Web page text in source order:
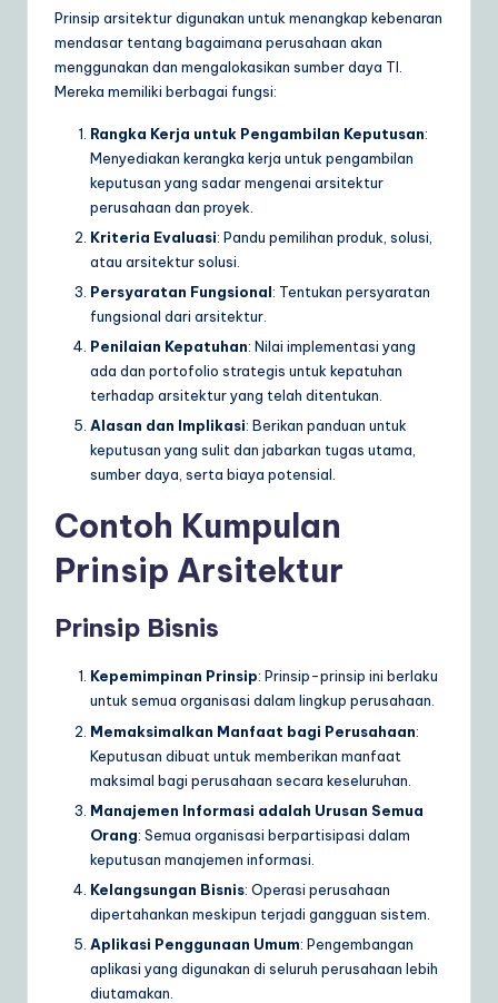
Prinsip arsitektur digunakan untuk menangkap kebenaran
mendasar tentang bagaimana perusahaan akan
menggunakan dan mengalokasikan sumber daya TI.
Mereka memiliki berbagai fungsi:
Rangka Kerja untuk Pengambilan Keputusan:
Menyediakan kerangka kerja untuk pengambilan
keputusan yang sadar mengenai arsitektur
perusahaan dan proyek.
Kriteria Evaluasi: Pandu pemilihan produk, solusi,
atau arsitektur solusi.
Persyaratan Fungsional: Tentukan persyaratan
fungsional dari arsitektur.
Penilaian Kepatuhan: Nilai implementasi yang
ada dan portofolio strategis untuk kepatuhan
terhadap arsitektur yang telah ditentukan.
Alasan dan Implikasi: Berikan panduan untuk
keputusan yang sulit dan jabarkan tugas utama,
sumber daya, serta biaya potensial.
Contoh Kumpulan
Prinsip Arsitektur
Prinsip Bisnis
Kepemimpinan Prinsip: Prinsip-prinsip ini berlaku
untuk semua organisasi dalam lingkup perusahaan.
Memaksimalkan Manfaat bagi Perusahaan:
Keputusan dibuat untuk memberikan manfaat
maksimal bagi perusahaan secara keseluruhan.
Manajemen Informasi adalah Urusan Semua
Orang: Semua organisasi berpartisipasi dalam
keputusan manajemen informasi.
Kelangsungan Bisnis: Operasi perusahaan
dipertahankan meskipun terjadi gangguan sistem.
Aplikasi Penggunaan Umum: Pengembangan
aplikasi yang digunakan di seluruh perusahaan lebih
diutamakan.